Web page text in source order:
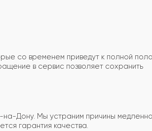
со временем приведут к полной
в сервис позволяет сохранить
на-Дону. Мы устраним причины
гарантия качества.